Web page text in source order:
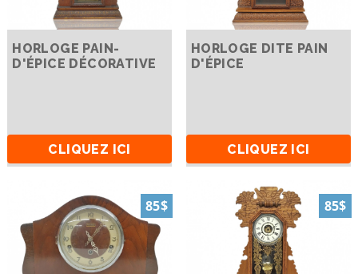
HORLOGE PAIN-
D'ÉPICE DÉCORATIVE
CLIQUEZ ICI
HORLOGE DITE PAIN
D'ÉPICE
CLIQUEZ ICI
85$ 85$